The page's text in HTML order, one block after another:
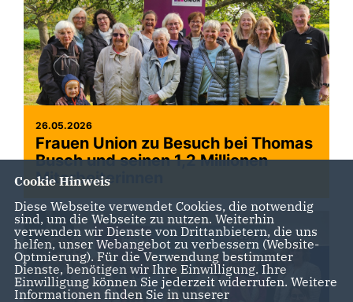
26.05.2026
Frauen Union zu Besuch bei Thomas
Busch und seinen 1,2 Millionen
Mitarbeiterinnen
Cookie Hinweis
Diese Webseite verwendet Cookies, die notwendig
sind, um die Webseite zu nutzen. Weiterhin
verwenden wir Dienste von Drittanbietern, die uns
helfen, unser Webangebot zu verbessern (Website-
Optmierung). Für die Verwendung bestimmter
Dienste, benötigen wir Ihre Einwilligung. Ihre
Einwilligung können Sie jederzeit widerrufen. Weitere
Informationen finden Sie in unserer